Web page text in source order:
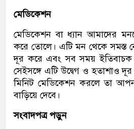
মেডিকেশন
মেডিকেশন বা ধ্যান আমাদের
করে তোলে। এটি মন থেকে সমস্ত
দূর করে এবং সব সময় ইতিবাচক
সেইসঙ্গে এটি উদ্বেগ ও হতাশাও
মিনিট মেডিকেশন করলে তা
বাড়িয়ে দেবে।
সংবাদপত্র পড়ুন